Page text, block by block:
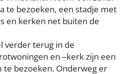
te bezoeken, een stadje met
en kerken net buiten de
verder terug in de
en –kerk zijn een
te bezoeken. Onderweg er